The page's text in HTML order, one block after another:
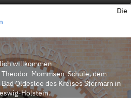
willkommen
Mommsen-Schule, dem
Oldesloe des Kreises Stormarn in
Holstein.